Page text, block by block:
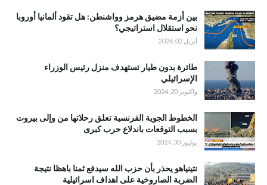
بين أزمة مضيق هرمز وواشنطن: هل تقود ألمانيا أوروبا
نحو استقلال استراتيجي؟
أبريل 02, 2026
طائرة بدون طيار تستهدف منزل رئيس الوزراء
الإسرائيلي
واكتوبر 20, 2024
الخطوط الجوية الفرنسية تعلق رحلاتها من وإلى بيروت
بسبب التوقعات باندلاع حرب كبرى
يوليوز 30, 2024
نتينياهو يحذر بأن حزب الله سيدفع ثمنا باهظا نتيجة
الضربة الصاروخية على اهداف اسرائيلية